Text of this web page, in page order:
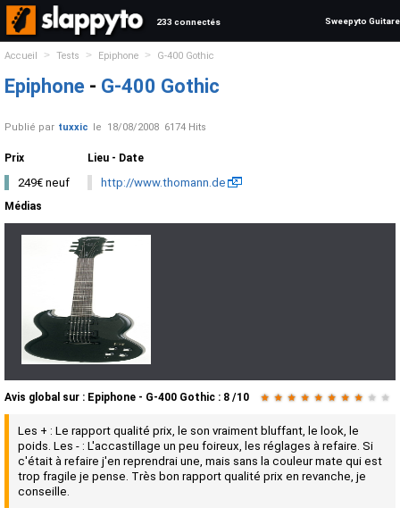
233 connectés Sweepyto Guitare
Accueil > Tests > Epiphone > G-400 Gothic
Epiphone - G-400 Gothic
Publié par tuxxic le 18/08/2008 6174 Hits
Prix
249€ neuf
Lieu - Date
http://www.thomann.de
Médias
Avis global sur : Epiphone - G-400 Gothic : 8 /10 ★ ★ ★ ★ ★ ★ ★ ★ ★ ★
Les + : Le rapport qualité prix, le son vraiment bluffant, le look, le
poids. Les - : L'accastillage un peu foireux, les réglages à refaire. Si
c'était à refaire j'en reprendrai une, mais sans la couleur mate qui est
trop fragile je pense. Très bon rapport qualité prix en revanche, je
conseille.